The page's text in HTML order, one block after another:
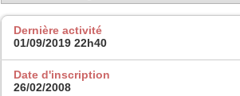
Dernière activité
01/09/2019 22h40
Date d'inscription
26/02/2008